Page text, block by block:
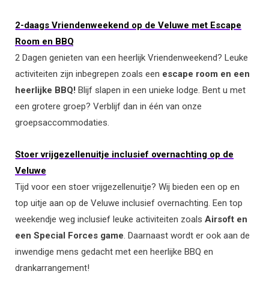
2-daags Vriendenweekend op de Veluwe met Escape
Room en BBQ
2 Dagen genieten van een heerlijk Vriendenweekend? Leuke
activiteiten zijn inbegrepen zoals een escape room en een
heerlijke BBQ! Blijf slapen in een unieke lodge. Bent u met
een grotere groep? Verblijf dan in één van onze
groepsaccommodaties.
Stoer vrijgezellenuitje inclusief overnachting op de
Veluwe
Tijd voor een stoer vrijgezellenuitje? Wij bieden een op en
top uitje aan op de Veluwe inclusief overnachting. Een top
weekendje weg inclusief leuke activiteiten zoals Airsoft en
een Special Forces game. Daarnaast wordt er ook aan de
inwendige mens gedacht met een heerlijke BBQ en
drankarrangement!